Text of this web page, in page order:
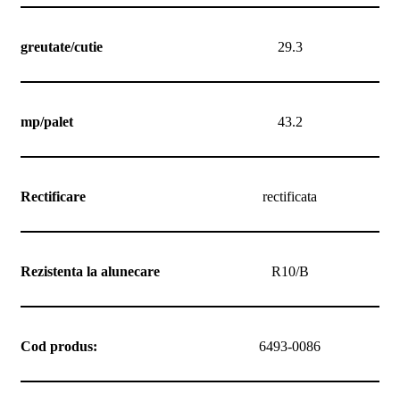
greutate/cutie 29.3
mp/palet 43.2
Rectificare rectificata
Rezistenta la alunecare R10/B
Cod produs: 6493-0086